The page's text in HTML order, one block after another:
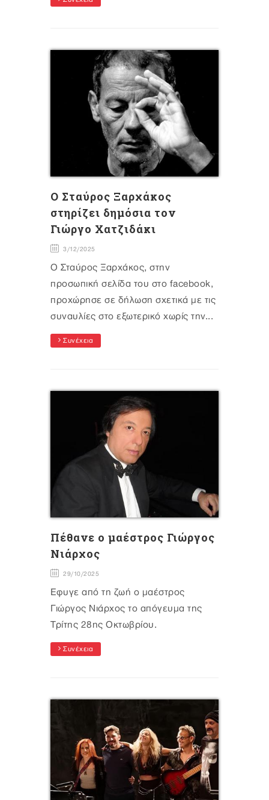
Ο Σταύρος Ξαρχάκος
στηρίζει δημόσια τον
Γιώργο Χατζιδάκι
3/12/2025
Ο Σταύρος Ξαρχάκος, στην
προσωπική σελίδα του στο facebook,
προχώρησε σε δήλωση σχετικά με τις
συναυλίες στο εξωτερικό χωρίς την...
Συνέχεια
Πέθανε ο μαέστρος Γιώργος
Νιάρχος
29/10/2025
Έφυγε από τη ζωή ο μαέστρος
Γιώργος Νιάρχος το απόγευμα της
Τρίτης 28ης Οκτωβρίου.
Συνέχεια